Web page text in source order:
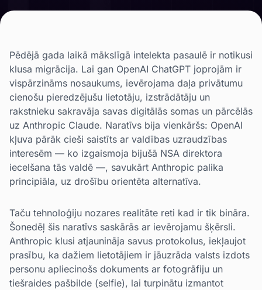
Pēdējā gada laikā mākslīgā intelekta pasaulē ir notikusi
klusa migrācija. Lai gan OpenAI ChatGPT joprojām ir
vispārzināms nosaukums, ievērojama daļa privātumu
cienošu pieredzējušu lietotāju, izstrādātāju un
rakstnieku sakravāja savas digitālās somas un pārcēlās
uz Anthropic Claude. Naratīvs bija vienkāršs: OpenAI
kļuva pārāk cieši saistīts ar valdības uzraudzības
interesēm — ko izgaismoja bijušā NSA direktora
iecelšana tās valdē —, savukārt Anthropic palika
principiāla, uz drošību orientēta alternatīva.
Taču tehnoloģiju nozares realitāte reti kad ir tik bināra.
Šonedēļ šis naratīvs saskārās ar ievērojamu šķērsli.
Anthropic klusi atjaunināja savus protokolus, iekļaujot
prasību, ka dažiem lietotājiem ir jāuzrāda valsts izdots
personu apliecinošs dokuments ar fotogrāfiju un
tiešraides pašbilde (selfie), lai turpinātu izmantot